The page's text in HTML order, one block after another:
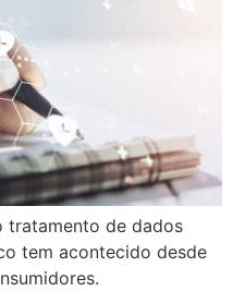
tratamento de dados
tem acontecido desde